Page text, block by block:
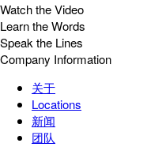
Watch the Video
Learn the Words
Speak the Lines
Company Information
关于
Locations
新闻
团队